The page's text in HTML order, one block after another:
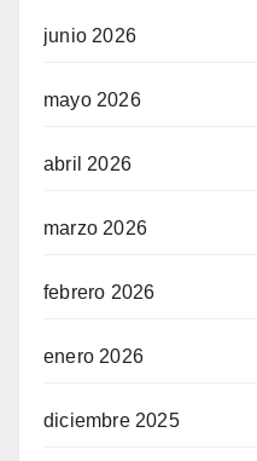
junio 2026
mayo 2026
abril 2026
marzo 2026
febrero 2026
enero 2026
diciembre 2025